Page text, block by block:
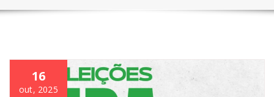
16
out, 2025